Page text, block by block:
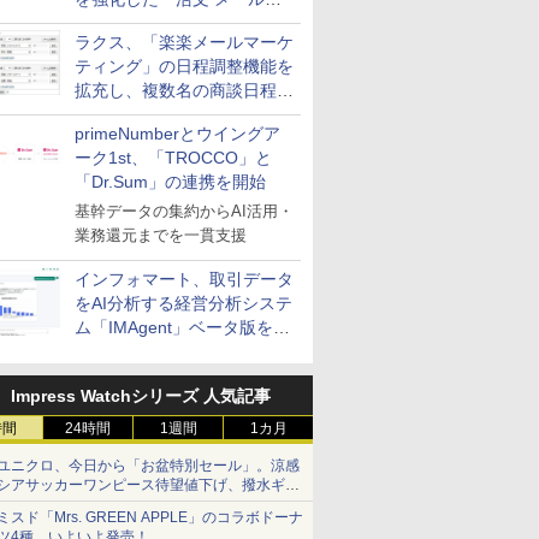
送信防止アドインサービス」
を提供
ラクス、「楽楽メールマーケ
ティング」の日程調整機能を
拡充し、複数名の商談日程調
整を効率化
primeNumberとウイングア
ーク1st、「TROCCO」と
「Dr.Sum」の連携を開始
基幹データの集約からAI活用・
業務還元までを一貫支援
インフォマート、取引データ
をAI分析する経営分析システ
ム「IMAgent」ベータ版を提
Impress Watchシリーズ 人気記事
24時間 1週間 1カ月
ニクロ、今日から「お盆特別セール」。涼感
アサッカーワンピース待望値下げ、撥水ギア
ョーツは1990円に
スド「Mrs. GREEN APPLE」のコラボドーナ